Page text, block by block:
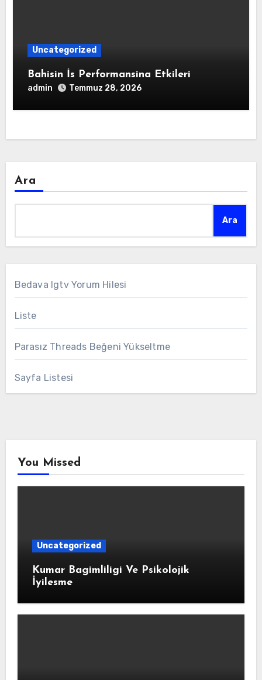
Uncategorized
Bahisin İs Performansina Etkileri
admin Temmuz 28, 2026
Ara
Ara
Bedava Igtv Yorum Hilesi
Liste
Parasız Threads Beğeni Yükseltme
Sayfa Listesi
You Missed
Uncategorized
Kumar Bagimliligi Ve Psikolojik
İyilesme